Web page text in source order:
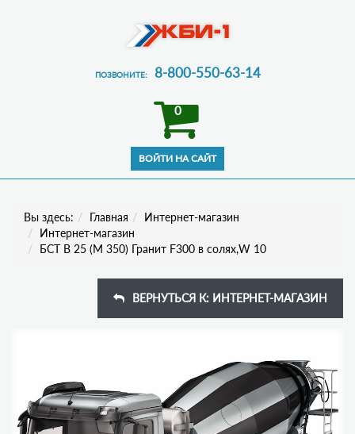
ПОЗВОНИТЕ: 8-800-550-63-14
0
Вы здесь: Главная
Интернет-магазин
Интернет-магазин
БСТ В 25 (М 350) Гранит F300 в солях,W 10
ВЕРНУТЬСЯ К: ИНТЕРНЕТ-МАГАЗИН